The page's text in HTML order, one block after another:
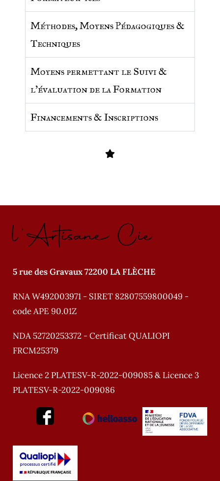
Méthodes, Moyens Pédagogiques &
Techniques
Moyens permettant le Suivi &
l'évaluation de la Formation
Financements & Inscriptions
l'Artisane Cie
5 rue des Gravaux 72200 LA FLÈCHE
RNA W492003971 - SIRET 82807559800049 -
code APE 90.01Z
NDA 52720253372 - Certificat QUALIOPI
FRCM25379
Licence 2 PLATESV-R-2022-009085 & Licence 3
PLATESV-R-2022-009086